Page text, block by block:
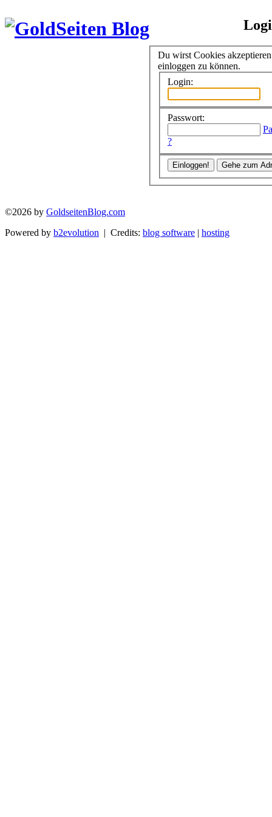
Du wirst Cookies
einloggen zu können.
Login:
Passwort:
?
©2026 by GoldseitenBlog.com
Powered by b2evolution | Credits: blog software | hosting